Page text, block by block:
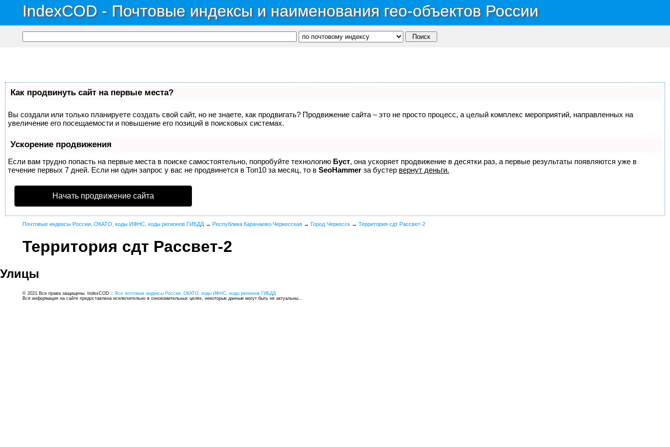
IndexCOD - Почтовые индексы и наименования гео-объектов России
Как продвинуть сайт на первые места?
Вы создали или только планируете создать свой сайт, но не знаете, как продвигать? Продвижение сайта – это не просто процесс, а целый комплекс мероприятий, направленных на
увеличение его посещаемости и повышение его позиций в поисковых системах.
Ускорение продвижения
Если вам трудно попасть на первые места в поиске самостоятельно, попробуйте технологию Буст, она ускоряет продвижение в десятки раз, а первые результаты появляются уже в
течение первых 7 дней. Если ни один запрос у вас не продвинется в Топ10 за месяц, то в SeoHammer за бустер вернут деньги.
Начать продвижение сайта
Почтовые индексы России, ОКАТО, коды ИФНС, коды регионов ГИБДД → Республика Карачаево-Черкесская → Город Черкесск → Территория сдт Рассвет-2
Территория сдт Рассвет-2
Улицы
© 2021 Все права защищены. IndexCOD :: Все почтовые индексы России, ОКАТО, коды ИФНС, коды регионов ГИБДД
Вся информация на сайте предоставлена исключительно в ознокомительных целях, некоторые данные могут быть не актуальны...